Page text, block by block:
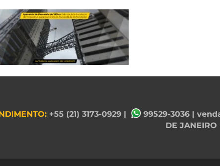
+55 (21) 3173-0929 | 99529-3036 |
DE JANEIRO